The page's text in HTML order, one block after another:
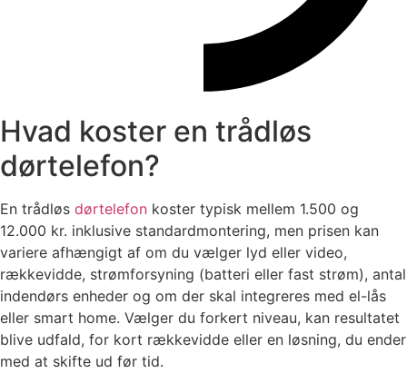
Hvad koster en trådløs
dørtelefon?
En trådløs dørtelefon koster typisk mellem 1.500 og
12.000 kr. inklusive standardmontering, men prisen kan
variere afhængigt af om du vælger lyd eller video,
rækkevidde, strømforsyning (batteri eller fast strøm), antal
indendørs enheder og om der skal integreres med el-lås
eller smart home. Vælger du forkert niveau, kan resultatet
blive udfald, for kort rækkevidde eller en løsning, du ender
med at skifte ud før tid.